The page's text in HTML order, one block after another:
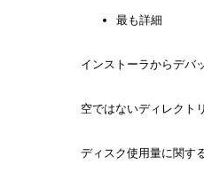
最も詳細
インストーラからデバ
空ではないディレクト
ディスク使用量に関す